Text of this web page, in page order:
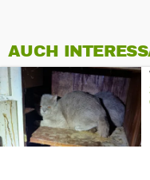
AUCH